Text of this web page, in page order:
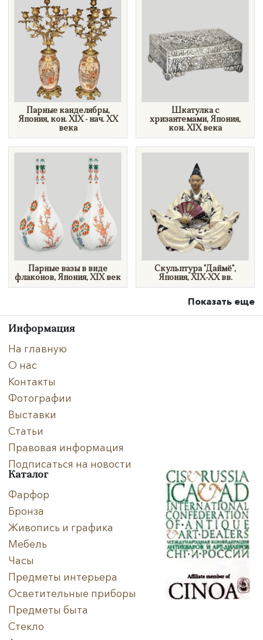
Парные канделябры,
Япония, кон. XIX - нач. XX
века
Шкатулка с
хризантемами, Япония,
кон. XIX века
Парные вазы в виде
флаконов, Япония, XIX век
Скульптура "Даймё",
Япония, XIX-XX вв.
Показать еще
Информация
На главную
О нас
Контакты
Фотографии
Выставки
Статьи
Правовая информация
Подписаться на новости
Каталог
Фарфор
Бронза
Живопись и графика
Мебель
Часы
Предметы интерьера
Осветительные приборы
Предметы быта
Стекло